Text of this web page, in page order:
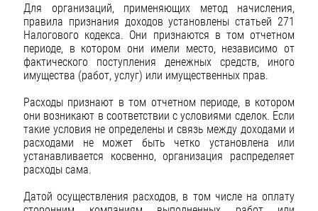
Для организаций, применяющих метод начисления,
правила признания доходов установлены статьей 271
Налогового кодекса. Они признаются в том отчетном
периоде, в котором они имели место, независимо от
фактического поступления денежных средств, иного
имущества (работ, услуг) или имущественных прав.
Расходы признают в том отчетном периоде, в котором
они возникают в соответствии с условиями сделок. Если
такие условия не определены и связь между доходами и
расходами не может быть четко установлена или
устанавливается косвенно, организация распределяет
расходы сама.
Датой осуществления расходов, в том числе на оплату